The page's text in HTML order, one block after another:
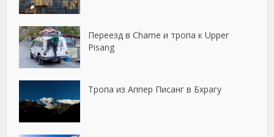
Переезд в Chame и тропа к Upper
Pisang
Тропа из Аппер Писанг в Бхрагу